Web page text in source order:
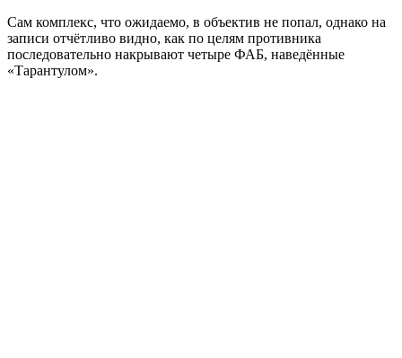
Сам комплекс, что ожидаемо, в объектив не попал, однако на
записи отчётливо видно, как по целям противника
последовательно накрывают четыре ФАБ, наведённые
«Тарантулом».